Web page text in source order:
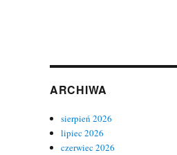
ARCHIWA
sierpień 2026
lipiec 2026
czerwiec 2026